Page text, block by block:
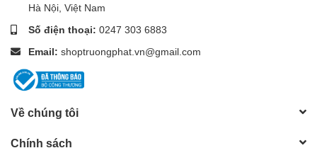
Hà Nội, Việt Nam
Số điện thoại: 0247 303 6883
Email: shoptruongphat.vn@gmail.com
Về chúng tôi
Chính sách